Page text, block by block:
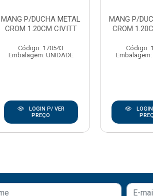
MANG P/DUCHA METAL
CROM 1.20CM CIVITT
Código: 170543
Embalagem: UNIDADE
LOGIN P/ VER
PREÇO
MANG P/
CROM
Código:
Embalagem: